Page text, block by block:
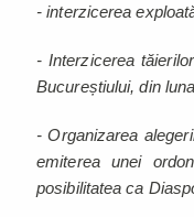
- interzicerea
- Interzicerea
Bucureștiului, din
- Organizarea
emiterea unei
posibilitatea ca